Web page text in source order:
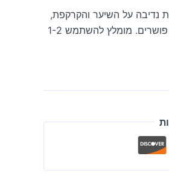
נדיבה על השיער והקרקפת,
לעסות קלות, ולהמתין 1-2 דקות. לשטוף היטב במים פושרים. מומלץ להשתמש 1-2